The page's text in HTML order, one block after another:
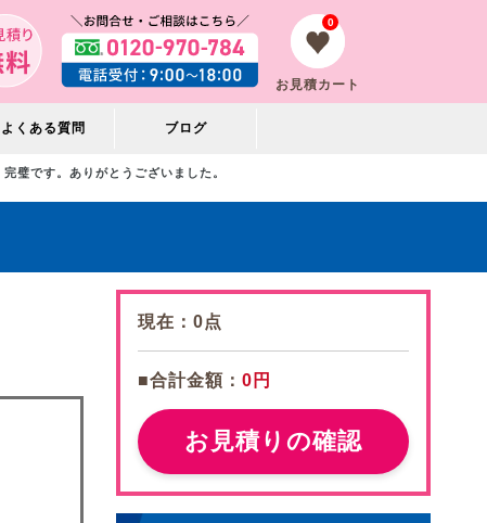
0
お見積カート
よくある質問 ブログ
完璧です。ありがとうございました。
現在： 0点
■合計金額： 0円
お見積りの確認